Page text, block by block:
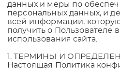
данных и меры по
персональных данных, и
всей информации,
получить о Пользователе
использования сайта.
1. ТЕРМИНЫ И
Настоящая Политика